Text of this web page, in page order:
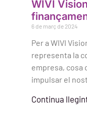
WIVI
6 de març de 2024
Per a WIVI
representa la
empresa, cosa
impulsar el
Continua